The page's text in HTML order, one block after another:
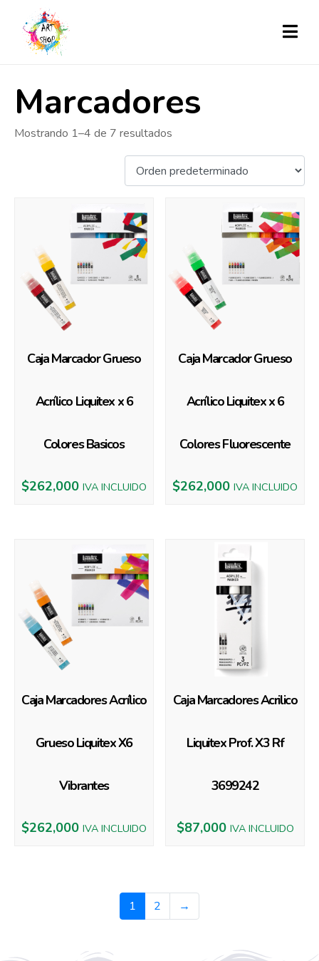
Marcadores
Mostrando 1–4 de 7 resultados
Caja Marcador Grueso
Acrílico Liquitex x 6
Colores Basicos
$262,000 IVA INCLUIDO
Caja Marcador Grueso
Acrílico Liquitex x 6
Colores Fluorescente
$262,000 IVA INCLUIDO
Caja Marcadores Acrílico
Grueso Liquitex X6
Vibrantes
$262,000 IVA INCLUIDO
Caja Marcadores Acrilico
Liquitex Prof. X3 Rf
3699242
$87,000 IVA INCLUIDO
1 2 →